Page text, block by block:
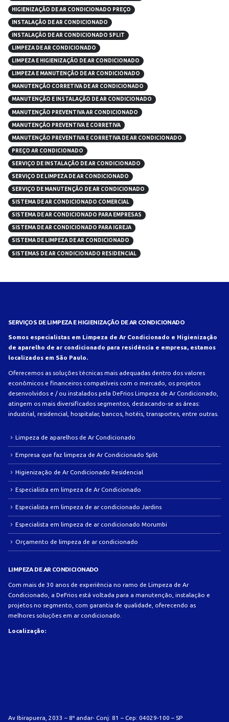
HIGIENIZAÇÃO DE AR CONDICIONADO PREÇO
INSTALAÇÃO DE AR CONDICIONADO
INSTALAÇÃO DE AR CONDICIONADO SPLIT
LIMPEZA DE AR CONDICIONADO
LIMPEZA E HIGIENIZAÇÃO DE AR CONDICIONADO
LIMPEZA E MANUTENÇÃO DE AR CONDICIONADO
MANUTENÇÃO CORRETIVA DE AR CONDICIONADO
MANUTENÇÃO E INSTALAÇÃO DE AR CONDICIONADO
MANUTENÇÃO PREVENTIVA AR CONDICIONADO
MANUTENÇÃO PREVENTIVA E CORRETIVA
MANUTENÇÃO PREVENTIVA E CORRETIVA DE AR CONDICIONADO
PREÇO AR CONDICIONADO
SERVIÇO DE INSTALAÇÃO DE AR CONDICIONADO
SERVIÇO DE LIMPEZA DE AR CONDICIONADO
SERVIÇO DE MANUTENÇÃO DE AR CONDICIONADO
SISTEMA DE AR CONDICIONADO COMERCIAL
SISTEMA DE AR CONDICIONADO PARA EMPRESAS
SISTEMA DE AR CONDICIONADO PARA IGREJA
SISTEMA DE LIMPEZA DE AR CONDICIONADO
SISTEMAS DE AR CONDICIONADO RESIDENCIAL
SERVIÇOS DE LIMPEZA E HIGIENIZAÇÃO DE AR CONDICIONADO
Somos especialistas em Limpeza de Ar Condicionado e Higienização
de aparelho de ar condicionado para residência e empresa, estamos
localizados em São Paulo.
Oferecemos as soluções técnicas mais adequadas dentro dos valores
econômicos e financeiros compatíveis com o mercado, os projetos
desenvolvidos e / ou instalados pela DeFrios Limpeza de Ar Condicionado,
atingem os mais diversificados segmentos, destacando-se as áreas:
industrial, residencial, hospitalar, bancos, hotéis, transportes, entre outras.
Limpeza de aparelhos de Ar Condicionado
Empresa que faz limpeza de Ar Condicionado Split
Higienização de Ar Condicionado Residencial
Especialista em limpeza de Ar Condicionado
Especialista em limpeza de ar condicionado Jardins
Especialista em limpeza de ar condicionado Morumbi
Orçamento de limpeza de ar condicionado
LIMPEZA DE AR CONDICIONADO
Com mais de 30 anos de experiência no ramo de Limpeza de Ar
Condicionado, a DeFrios está voltada para a manutenção, instalação e
projetos no segmento, com garantia de qualidade, oferecendo as
melhores soluções em ar condicionado.
Localização:
Av Ibirapuera, 2033 – 8º andar- Conj: 81 – Cep: 04029-100 – SP